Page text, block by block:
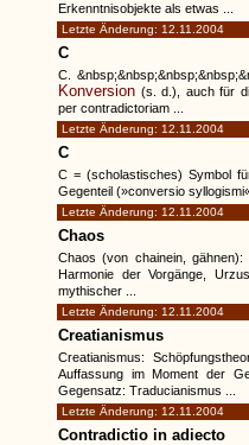
Erkenntnisobjekte als etwas ...
Letzte Änderung: 12.11.2004
C
C.
Konversion (s. d.), auch für
per contradictoriam ...
Letzte Änderung: 12.11.2004
C
C = (scholastisches) Symbol
Gegenteil (»conversio
Letzte Änderung: 12.11.2004
Chaos
Chaos (von chainein, gähnen):
Harmonie der Vorgänge,
mythischer ...
Letzte Änderung: 12.11.2004
Creatianismus
Creatianismus:
Auffassung im Moment der
Gegensatz: Traducianismus ...
Letzte Änderung: 12.11.2004
Contradictio in adiecto